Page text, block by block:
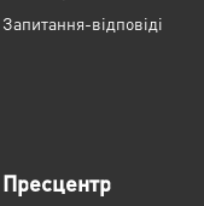
Запитання-відповіді
Пресцентр